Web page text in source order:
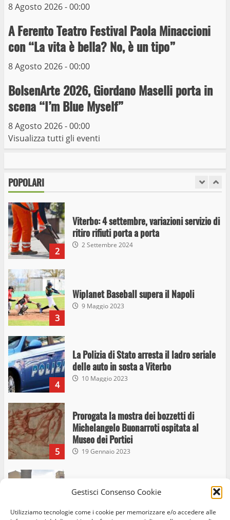
Gestisci Consenso Cookie
Utilizziamo tecnologie come i cookie per memorizzare e/o accedere alle
8 Agosto 2026 - 00:00
A Ferento Teatro Festival Paola Minaccioni
con “La vita è bella? No, è un tipo”
8 Agosto 2026 - 00:00
BolsenArte 2026, Giordano Maselli porta in
scena “I’m Blue Myself”
8 Agosto 2026 - 00:00
Visualizza tutti gli eventi
POPOLARI
6
capolinea al terminal Riello dal 15 al 17
giugno
15 Giugno 2023
Giochi Sportivi Studenteschi di Atletica a
Viterbo
10 Maggio 2023
I Carabinieri arrestano due giovani per
stupefacenti
2
Viterbo: 4 settembre, variazioni servizio di
ritiro rifiuti porta a porta
2 Settembre 2024
3
Wiplanet Baseball supera il Napoli
9 Maggio 2023
4
La Polizia di Stato arresta il ladro seriale
delle auto in sosta a Viterbo
10 Maggio 2023
5
Prorogata la mostra dei bozzetti di
Michelangelo Buonarroti ospitata al
Museo dei Portici
19 Gennaio 2023
capolinea al terminal Riello dal 15 al 17
15 Giugno 2023